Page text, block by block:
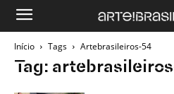
Início Tags Artebrasileiros-54
Tag: